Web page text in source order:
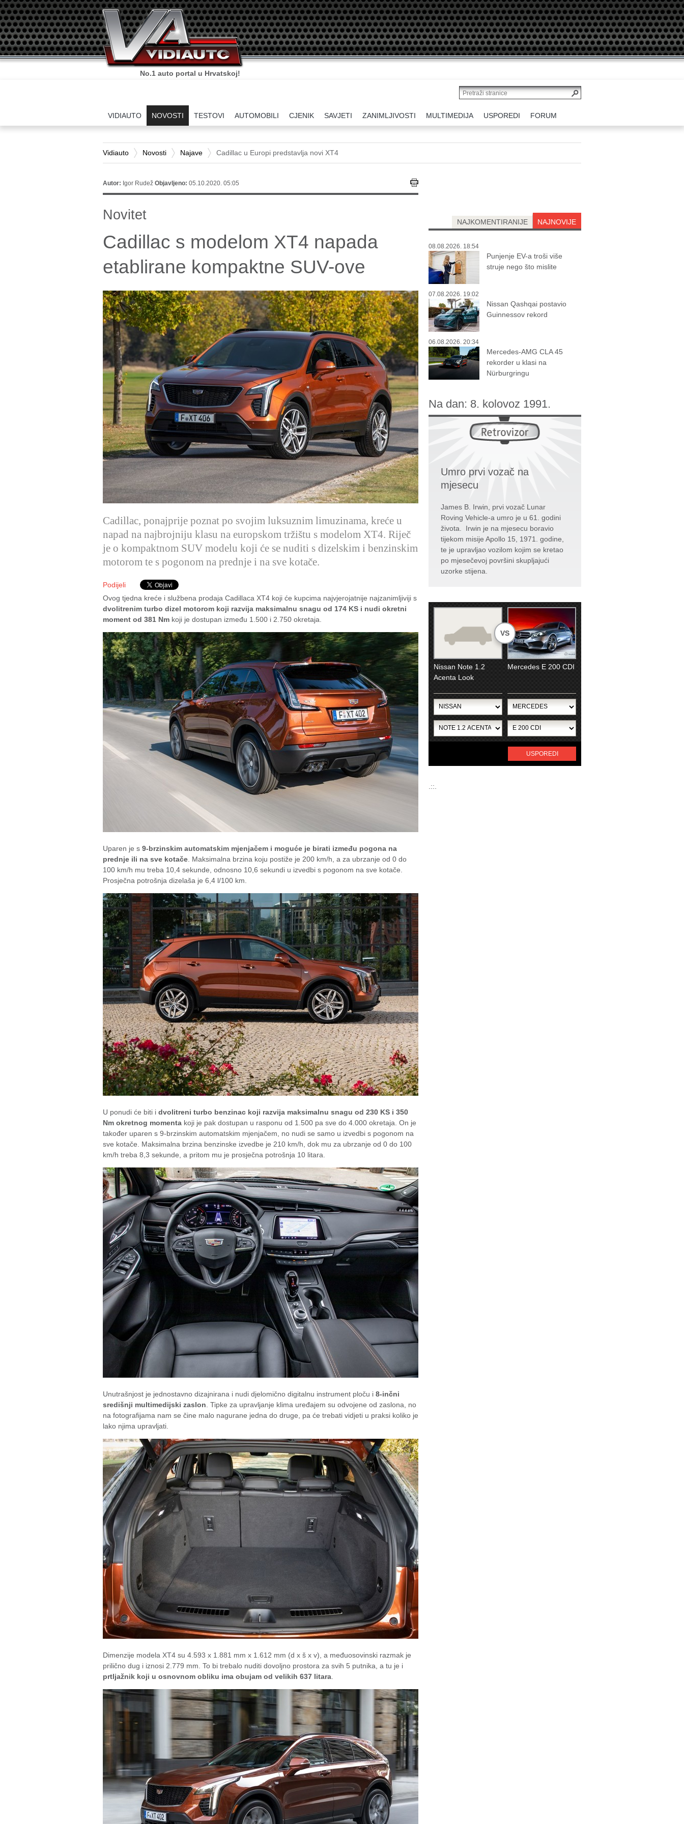
Sve što o autima trebate znati.
VIDIAUTO NOVOSTI TESTOVI AUTOMOBILI CJENIK SAVJETI ZANIMLJIVOSTI MULTIMEDIJA USPOREDI FORUM
Vidiauto Novosti Najave Cadillac u Europi predstavlja novi XT4
Autor: Igor Rudež Objavljeno: 05.10.2020. 05:05
Novitet
Cadillac s modelom XT4 napada
etablirane kompaktne SUV-ove
Cadillac, ponajprije poznat po svojim luksuznim limuzinama, kreće u
napad na najbrojniju klasu na europskom tržištu s modelom XT4. Riječ
je o kompaktnom SUV modelu koji će se nuditi s dizelskim i benzinskim
motorom te s pogonom na prednje i na sve kotače.
Podijeli
Ovog tjedna kreće i službena prodaja Cadillaca XT4 koji će kupcima najvjerojatnije najzanimljiviji s
dvolitrenim turbo dizel motorom koji razvija maksimalnu snagu od 174 KS i nudi okretni
moment od 381 Nm koji je dostupan između 1.500 i 2.750 okretaja.
Uparen je s 9-brzinskim automatskim mjenjačem i moguće je birati između pogona na
prednje ili na sve kotače . Maksimalna brzina koju postiže je 200 km/h, a za ubrzanje od 0 do
100 km/h mu treba 10,4 sekunde, odnosno 10,6 sekundi u izvedbi s pogonom na sve kotače.
Prosječna potrošnja dizelaša je 6,4 l/100 km.
U ponudi će biti i dvolitreni turbo benzinac koji razvija maksimalnu snagu od 230 KS i 350
Nm okretnog momenta koji je pak dostupan u rasponu od 1.500 pa sve do 4.000 okretaja. On je
također uparen s 9-brzinskim automatskim mjenjačem, no nudi se samo u izvedbi s pogonom na
sve kotače. Maksimalna brzina benzinske izvedbe je 210 km/h, dok mu za ubrzanje od 0 do 100
km/h treba 8,3 sekunde, a pritom mu je prosječna potrošnja 10 litara.
Unutrašnjost je jednostavno dizajnirana i nudi djelomično digitalnu instrument ploču i 8-inčni
središnji multimedijski zaslon . Tipke za upravljanje klima uređajem su odvojene od zaslona, no
na fotografijama nam se čine malo nagurane jedna do druge, pa će trebati vidjeti u praksi koliko je
lako njima upravljati.
Dimenzije modela XT4 su 4.593 x 1.881 mm x 1.612 mm (d x š x v), a međuosovinski razmak je
prilično dug i iznosi 2.779 mm. To bi trebalo nuditi dovoljno prostora za svih 5 putnika, a tu je i
prtljažnik koji u osnovnom obliku ima obujam od velikih 637 litara
NAJNOVIJE
NAJKOMENTIRANIJE
08.08.2026. 18:54
Punjenje EV-a troši više
struje nego što mislite
07.08.2026. 19:02
Nissan Qashqai postavio
Guinnessov rekord
06.08.2026. 20:34
Mercedes-AMG CLA 45
rekorder u klasi na
Nürburgringu
Na dan: 8. kolovoz 1991.
Umro prvi vozač na
mjesecu
James B. Irwin, prvi vozač Lunar
Roving Vehicle-a umro je u 61. godini
života. Irwin je na mjesecu boravio
tijekom misije Apollo 15, 1971. godine,
te je upravljao vozilom kojim se kretao
po mjesečevoj površini skupljajući
uzorke stijena.
VS
Nissan Note 1.2
Acenta Look
Mercedes E 200 CDI
USPOREDI
.::.